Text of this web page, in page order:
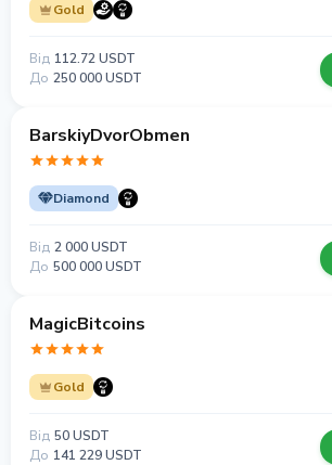
Gold
Від 112.72 USDT
До 250 000 USDT
BarskiyDvorObmen
Diamond
Від 2 000 USDT
До 500 000 USDT
MagicBitcoins
Gold
Від 50 USDT
До 141 229 USDT